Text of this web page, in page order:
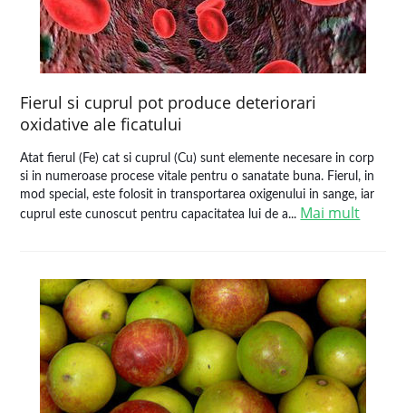
Fierul si cuprul pot produce deteriorari
oxidative ale ficatului
Atat fierul (Fe) cat si cuprul (Cu) sunt elemente necesare in corp
si in numeroase procese vitale pentru o sanatate buna. Fierul, in
mod special, este folosit in transportarea oxigenului in sange, iar
cuprul este cunoscut pentru capacitatea lui de a... Mai mult